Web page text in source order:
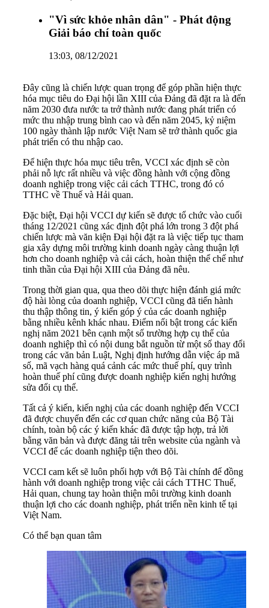
"Vì sức khỏe nhân dân" - Phát động
Giải báo chí toàn quốc
13:03, 08/12/2021
Đây cũng là chiến lược quan trọng để góp phần hiện thực
hóa mục tiêu do Đại hội lần XIII của Đảng đã đặt ra là đến
năm 2030 đưa nước ta trở thành nước đang phát triển có
mức thu nhập trung bình cao và đến năm 2045, kỷ niệm
100 ngày thành lập nước Việt Nam sẽ trở thành quốc gia
phát triển có thu nhập cao.
Để hiện thực hóa mục tiêu trên, VCCI xác định sẽ còn
phải nỗ lực rất nhiều và việc đồng hành với cộng đồng
doanh nghiệp trong việc cải cách TTHC, trong đó có
TTHC về Thuế và Hải quan.
Đặc biệt, Đại hội VCCI dự kiến sẽ được tổ chức vào cuối
tháng 12/2021 cũng xác định đột phá lớn trong 3 đột phá
chiến lược mà văn kiện Đại hội đặt ra là việc tiếp tục tham
gia xây dựng môi trường kinh doanh ngày càng thuận lợi
hơn cho doanh nghiệp và cải cách, hoàn thiện thể chế như
tinh thần của Đại hội XIII của Đảng đã nêu.
Trong thời gian qua, qua theo dõi thực hiện đánh giá mức
độ hài lòng của doanh nghiệp, VCCI cũng đã tiến hành
thu thập thông tin, ý kiến góp ý của các doanh nghiệp
bằng nhiều kênh khác nhau. Điểm nổi bật trong các kiến
nghị năm 2021 bên cạnh một số trường hợp cụ thể của
doanh nghiệp thì có nội dung bắt nguồn từ một số thay đổi
trong các văn bản Luật, Nghị định hướng dẫn việc áp mã
số, mã vạch hàng quá cảnh các mức thuế phí, quy trình
hoàn thuế phí cũng được doanh nghiệp kiến nghị hướng
sửa đổi cụ thể.
Tất cả ý kiến, kiến nghị của các doanh nghiệp đến VCCI
đã được chuyển đến các cơ quan chức năng của Bộ Tài
chính, toàn bộ các ý kiến khác đã được tập hợp, trả lời
bằng văn bản và được đăng tải trên website của ngành và
VCCI để các doanh nghiệp tiện theo dõi.
VCCI cam kết sẽ luôn phối hợp với Bộ Tài chính để đồng
hành với doanh nghiệp trong việc cải cách TTHC Thuế,
Hải quan, chung tay hoàn thiện môi trường kinh doanh
thuận lợi cho các doanh nghiệp, phát triển nền kinh tế tại
Việt Nam.
Có thể bạn quan tâm